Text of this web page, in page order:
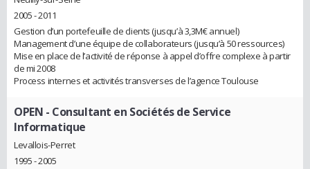
2005 - 2011
Gestion d’un portefeuille de clients (jusqu’à 3,3M€ annuel)
Management d’une équipe de collaborateurs (jusqu’à 50 ressources)
Mise en place de l’activité de réponse à appel d’offre complexe à partir
de mi 2008
Process internes et activités transverses de l’agence Toulouse
OPEN - Consultant en Sociétés de Service
Informatique
Levallois-Perret
1995 - 2005